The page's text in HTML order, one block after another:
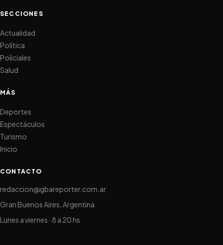
SECCIONES
Actualidad
Política
Policiales
Salud
MÁS
Deportes
Espectáculos
Turismo
Inicio
CONTACTO
redaccion@gbareporter.com.ar
Gran Buenos Aires, Argentina
Lunes a viernes · 8 a 20 hs